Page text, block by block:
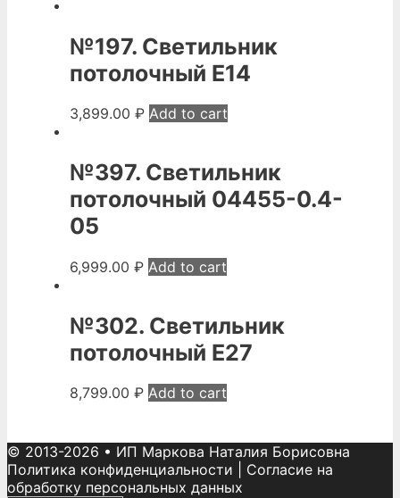
№197. Светильник
потолочный E14
3,899.00 ₽ Add to cart
№397. Светильник
потолочный 04455-0.4-
05
6,999.00 ₽ Add to cart
№302. Светильник
потолочный Е27
8,799.00 ₽ Add to cart
© 2013-2026 • ИП Маркова Наталия Борисовна
Политика конфиденциальности
Согласие на
обработку персональных данных